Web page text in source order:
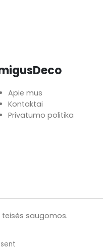
Apie mus
Kontaktai
Privatumo politika
teisės saugomos.